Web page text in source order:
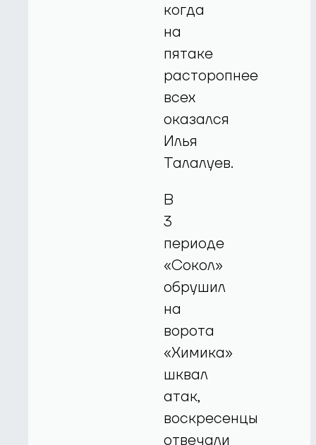
когда
на
пятаке
расторопнее
всех
оказался
Илья
Талалуев.
В
3
периоде
«Сокол»
обрушил
на
ворота
«Химика»
шквал
атак,
воскресенцы
отвечали